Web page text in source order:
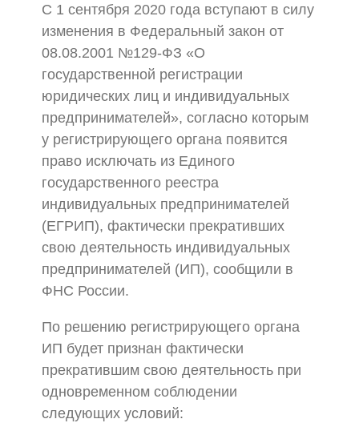
С 1 сентября 2020 года вступают в силу
изменения в Федеральный закон от
08.08.2001 №129-ФЗ «О
государственной регистрации
юридических лиц и индивидуальных
предпринимателей», согласно которым
у регистрирующего органа появится
право исключать из Единого
государственного реестра
индивидуальных предпринимателей
(ЕГРИП), фактически прекративших
свою деятельность индивидуальных
предпринимателей (ИП), сообщили в
ФНС России.
По решению регистрирующего органа
ИП будет признан фактически
прекратившим свою деятельность при
одновременном соблюдении
следующих условий: